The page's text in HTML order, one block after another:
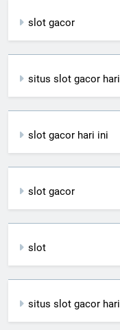
slot gacor
situs slot gacor
slot gacor hari ini
slot gacor
slot
situs slot gacor